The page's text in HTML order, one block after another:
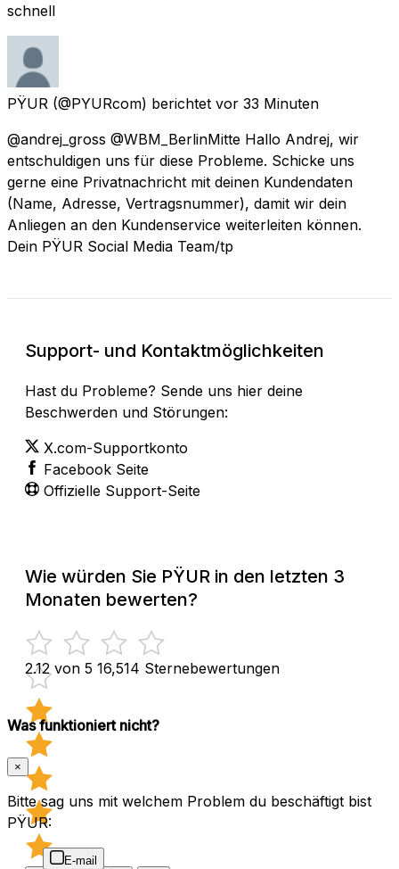
schnell
PŸUR (@PYURcom) berichtet vor 33 Minuten
@andrej_gross @WBM_BerlinMitte Hallo Andrej, wir
entschuldigen uns für diese Probleme. Schicke uns
gerne eine Privatnachricht mit deinen Kundendaten
(Name, Adresse, Vertragsnummer), damit wir dein
Anliegen an den Kundenservice weiterleiten können.
Dein PŸUR Social Media Team/tp
Support- und Kontaktmöglichkeiten
Hast du Probleme? Sende uns hier deine
Beschwerden und Störungen:
X.com-Supportkonto
Facebook Seite
Offizielle Support-Seite
Wie würden Sie PŸUR in den letzten 3
Monaten bewerten?
2.12 von 5 16,514 Sternebewertungen
Was funktioniert nicht?
×
Bitte sag uns mit welchem Problem du beschäftigt bist
PŸUR:
E-mail